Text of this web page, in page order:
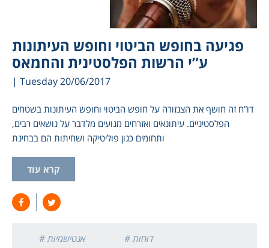
פגיעה בחופש הביטוי וחופש העיתונות
ע”י הרשות הפלסטינית והחמאס
| Tuesday 20/06/2017
דו”ח זה חושף את הצנזורה על חופש הביטוי וחופש העיתונות בשטחים
הפלסטיניים. עיתונאים ואזרחים מנועים מלדבר על נושאים רבים,
ותחומים כגון פוליטיקה ושחיתות הם בבחינת
קרא עוד
# אנטישמיות # דוחות